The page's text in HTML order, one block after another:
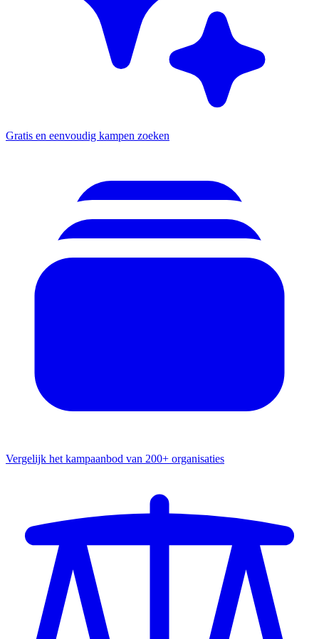
Gratis en eenvoudig kampen zoeken
Vergelijk het kampaanbod van 200+ organisaties